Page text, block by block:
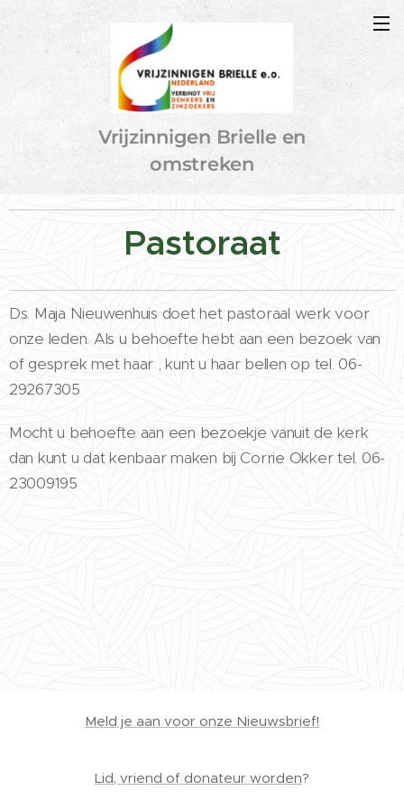
Vrijzinnigen Brielle en
omstreken
Pastoraat
Ds. Maja Nieuwenhuis doet het pastoraal werk voor
onze leden. Als u behoefte hebt aan een bezoek van
of gesprek met haar , kunt u haar bellen op tel. 06-
29267305
Mocht u behoefte aan een bezoekje vanuit de kerk
dan kunt u dat kenbaar maken bij Corrie Okker tel. 06-
23009195
Meld je aan voor onze Nieuwsbrief!
Lid, vriend of donateur worden?